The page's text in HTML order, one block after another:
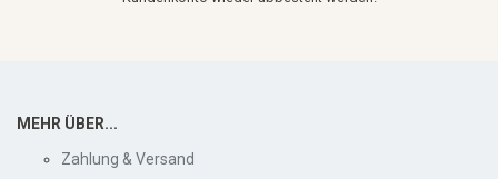
MEHR ÜBER...
Zahlung & Versand